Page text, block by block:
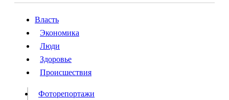
Власть
Происшествия
Видео
Власть
Экономика
Люди
Здоровье
Происшествия
Фоторепортажи